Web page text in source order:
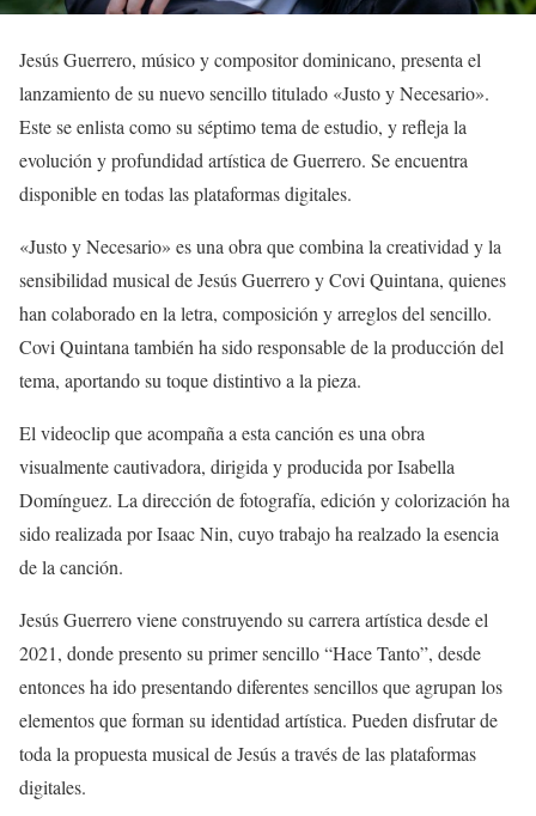
Jesús Guerrero, músico y compositor dominicano, presenta el
lanzamiento de su nuevo sencillo titulado «Justo y Necesario».
Este se enlista como su séptimo tema de estudio, y refleja la
evolución y profundidad artística de Guerrero. Se encuentra
disponible en todas las plataformas digitales.
«Justo y Necesario» es una obra que combina la creatividad y la
sensibilidad musical de Jesús Guerrero y Covi Quintana, quienes
han colaborado en la letra, composición y arreglos del sencillo.
Covi Quintana también ha sido responsable de la producción del
tema, aportando su toque distintivo a la pieza.
El videoclip que acompaña a esta canción es una obra
visualmente cautivadora, dirigida y producida por Isabella
Domínguez. La dirección de fotografía, edición y colorización ha
sido realizada por Isaac Nin, cuyo trabajo ha realzado la esencia
de la canción.
Jesús Guerrero viene construyendo su carrera artística desde el
2021, donde presento su primer sencillo “Hace Tanto”, desde
entonces ha ido presentando diferentes sencillos que agrupan los
elementos que forman su identidad artística. Pueden disfrutar de
toda la propuesta musical de Jesús a través de las plataformas
digitales.